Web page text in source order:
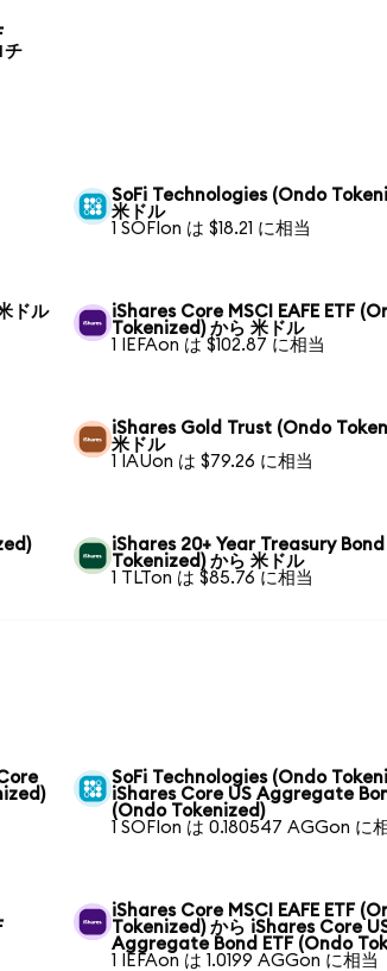
チ
SoFi Technologies (Ondo
米ドル
1 SOFIon は $18.21 に相当
ドル
iShares Core MSCI EAFE ETF
Tokenized) から 米ドル
1 IEFAon は $102.87 に相当
iShares Gold Trust (Ondo
米ドル
1 IAUon は $79.26 に相当
iShares 20+ Year Treasury
Tokenized) から 米ドル
1 TLTon は $85.76 に相当
SoFi Technologies (Ondo
iShares Core US Aggregate
(Ondo Tokenized)
1 SOFIon は 0.180547 AGGon に
iShares Core MSCI EAFE ETF
Tokenized) から iShares Core
Aggregate Bond ETF (Ondo
1 IEFAon は 1.0199 AGGon に相当